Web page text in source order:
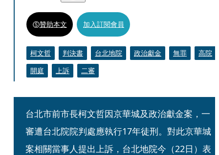
贊助本文 加入訂閱會員
柯文哲 判決書 台北地院 政治獻金 無罪
高院
開庭
上訴 二審
台北市前市長柯文哲因京華城及政治獻金案，一
審遭台北院院判處應執行17年徒刑。對此京華城
案相關當事人提出上訴，台北地院今（22日）表